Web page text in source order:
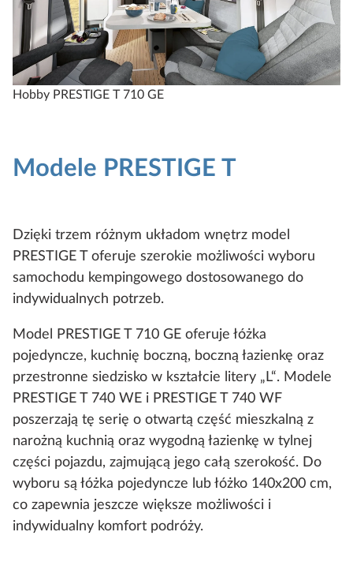
Hobby PRESTIGE T 710 GE
Modele PRESTIGE T
Dzięki trzem różnym układom wnętrz model
PRESTIGE T oferuje szerokie możliwości wyboru
samochodu kempingowego dostosowanego do
indywidualnych potrzeb.
Model PRESTIGE T 710 GE oferuje łóżka
pojedyncze, kuchnię boczną, boczną łazienkę oraz
przestronne siedzisko w kształcie litery „L“. Modele
PRESTIGE T 740 WE i PRESTIGE T 740 WF
poszerzają tę serię o otwartą część mieszkalną z
narożną kuchnią oraz wygodną łazienkę w tylnej
części pojazdu, zajmującą jego całą szerokość. Do
wyboru są łóżka pojedyncze lub łóżko 140x200 cm,
co zapewnia jeszcze większe możliwości i
indywidualny komfort podróży.